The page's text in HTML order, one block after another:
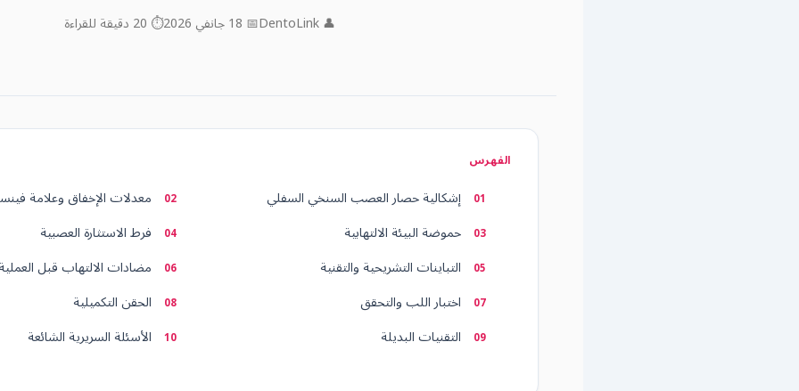
👤 DentoLink 📅 18 جانفي 2026 ⏱ 20 دقيقة للقراءة
الفهرس
إشكالية حصار العصب السنخي السفلي
معدلات الإخفاق وعلامة
حموضة البيئة الالتهابية
فرط الاستثارة العصبية
التباينات التشريحية والتقنية
مضادات الالتهاب قبل
اختبار اللب والتحقق
الحقن التكميلية
التقنيات البديلة
الأسئلة السريرية الشائعة